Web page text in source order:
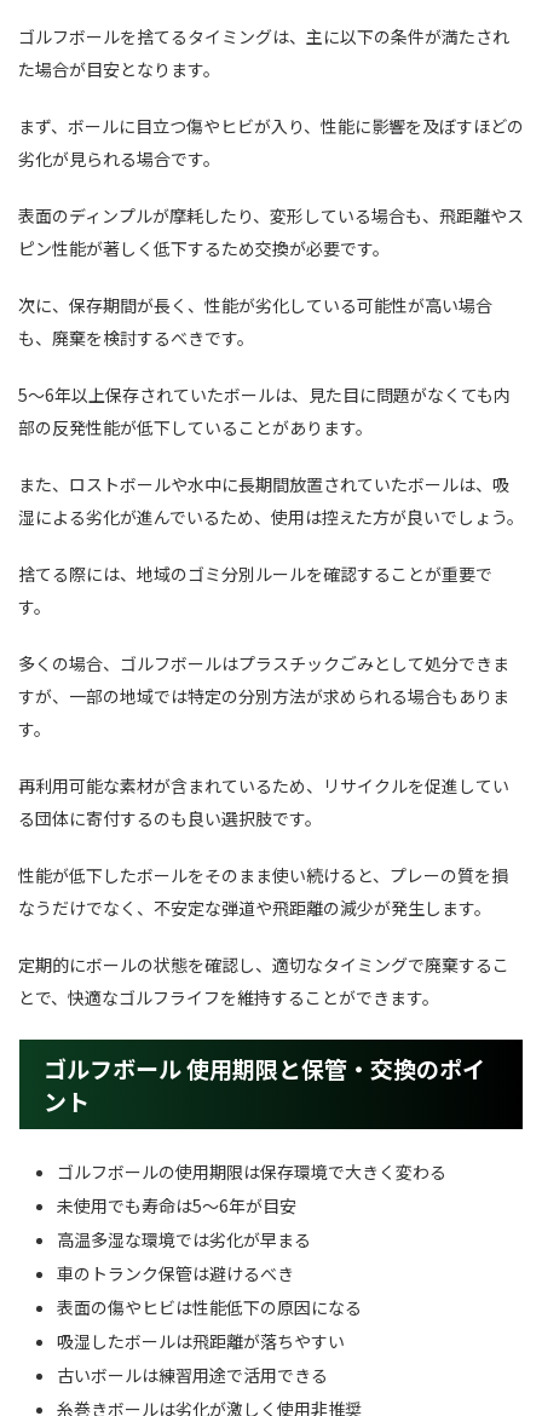
ゴルフボールを捨てるタイミングは、主に以下の条件が満たされ
た場合が目安となります。
まず、ボールに目立つ傷やヒビが入り、性能に影響を及ぼすほどの
劣化が見られる場合です。
表面のディンプルが摩耗したり、変形している場合も、飛距離やス
ピン性能が著しく低下するため交換が必要です。
次に、保存期間が長く、性能が劣化している可能性が高い場合
も、廃棄を検討するべきです。
5～6年以上保存されていたボールは、見た目に問題がなくても内
部の反発性能が低下していることがあります。
また、ロストボールや水中に長期間放置されていたボールは、吸
湿による劣化が進んでいるため、使用は控えた方が良いでしょう。
捨てる際には、地域のゴミ分別ルールを確認することが重要で
す。
多くの場合、ゴルフボールはプラスチックごみとして処分できま
すが、一部の地域では特定の分別方法が求められる場合もありま
す。
再利用可能な素材が含まれているため、リサイクルを促進してい
る団体に寄付するのも良い選択肢です。
性能が低下したボールをそのまま使い続けると、プレーの質を損
なうだけでなく、不安定な弾道や飛距離の減少が発生します。
定期的にボールの状態を確認し、適切なタイミングで廃棄するこ
とで、快適なゴルフライフを維持することができます。
ゴルフボール 使用期限と保管・交換のポイ
ント
ゴルフボールの使用期限は保存環境で大きく変わる
未使用でも寿命は5～6年が目安
高温多湿な環境では劣化が早まる
車のトランク保管は避けるべき
表面の傷やヒビは性能低下の原因になる
吸湿したボールは飛距離が落ちやすい
古いボールは練習用途で活用できる
糸巻きボールは劣化が激しく使用非推奨